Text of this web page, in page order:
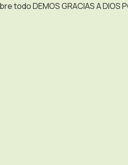
DEMOS GRACIAS A DIOS